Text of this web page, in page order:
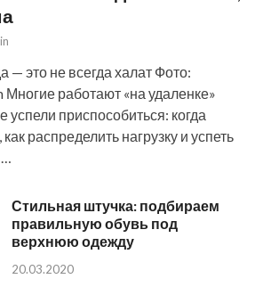
это не всегда халат Фото:
Многие работают «на удаленке»
успели приспособиться: когда
распределить нагрузку и успеть
Стильная штучка: подбираем
правильную обувь под
верхнюю одежду
20.03.2020